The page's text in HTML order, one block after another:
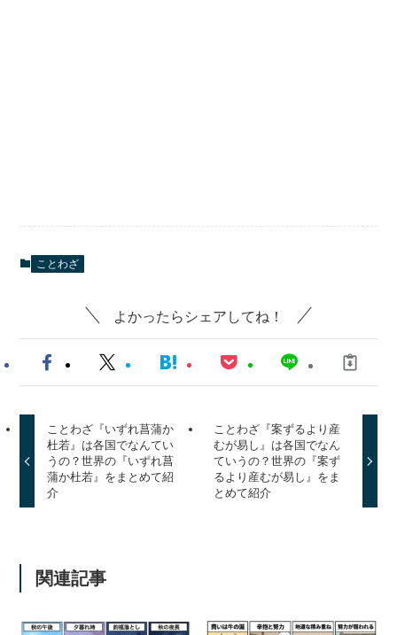
ことわざ
よかったらシェアしてね！
ことわざ『いずれ菖蒲か
杜若』は各国でなんてい
うの？世界の『いずれ菖
蒲か杜若』をまとめて紹
介
ことわざ『案ずるより産
むが易し』は各国でなん
ていうの？世界の『案ず
るより産むが易し』をま
とめて紹介
関連記事